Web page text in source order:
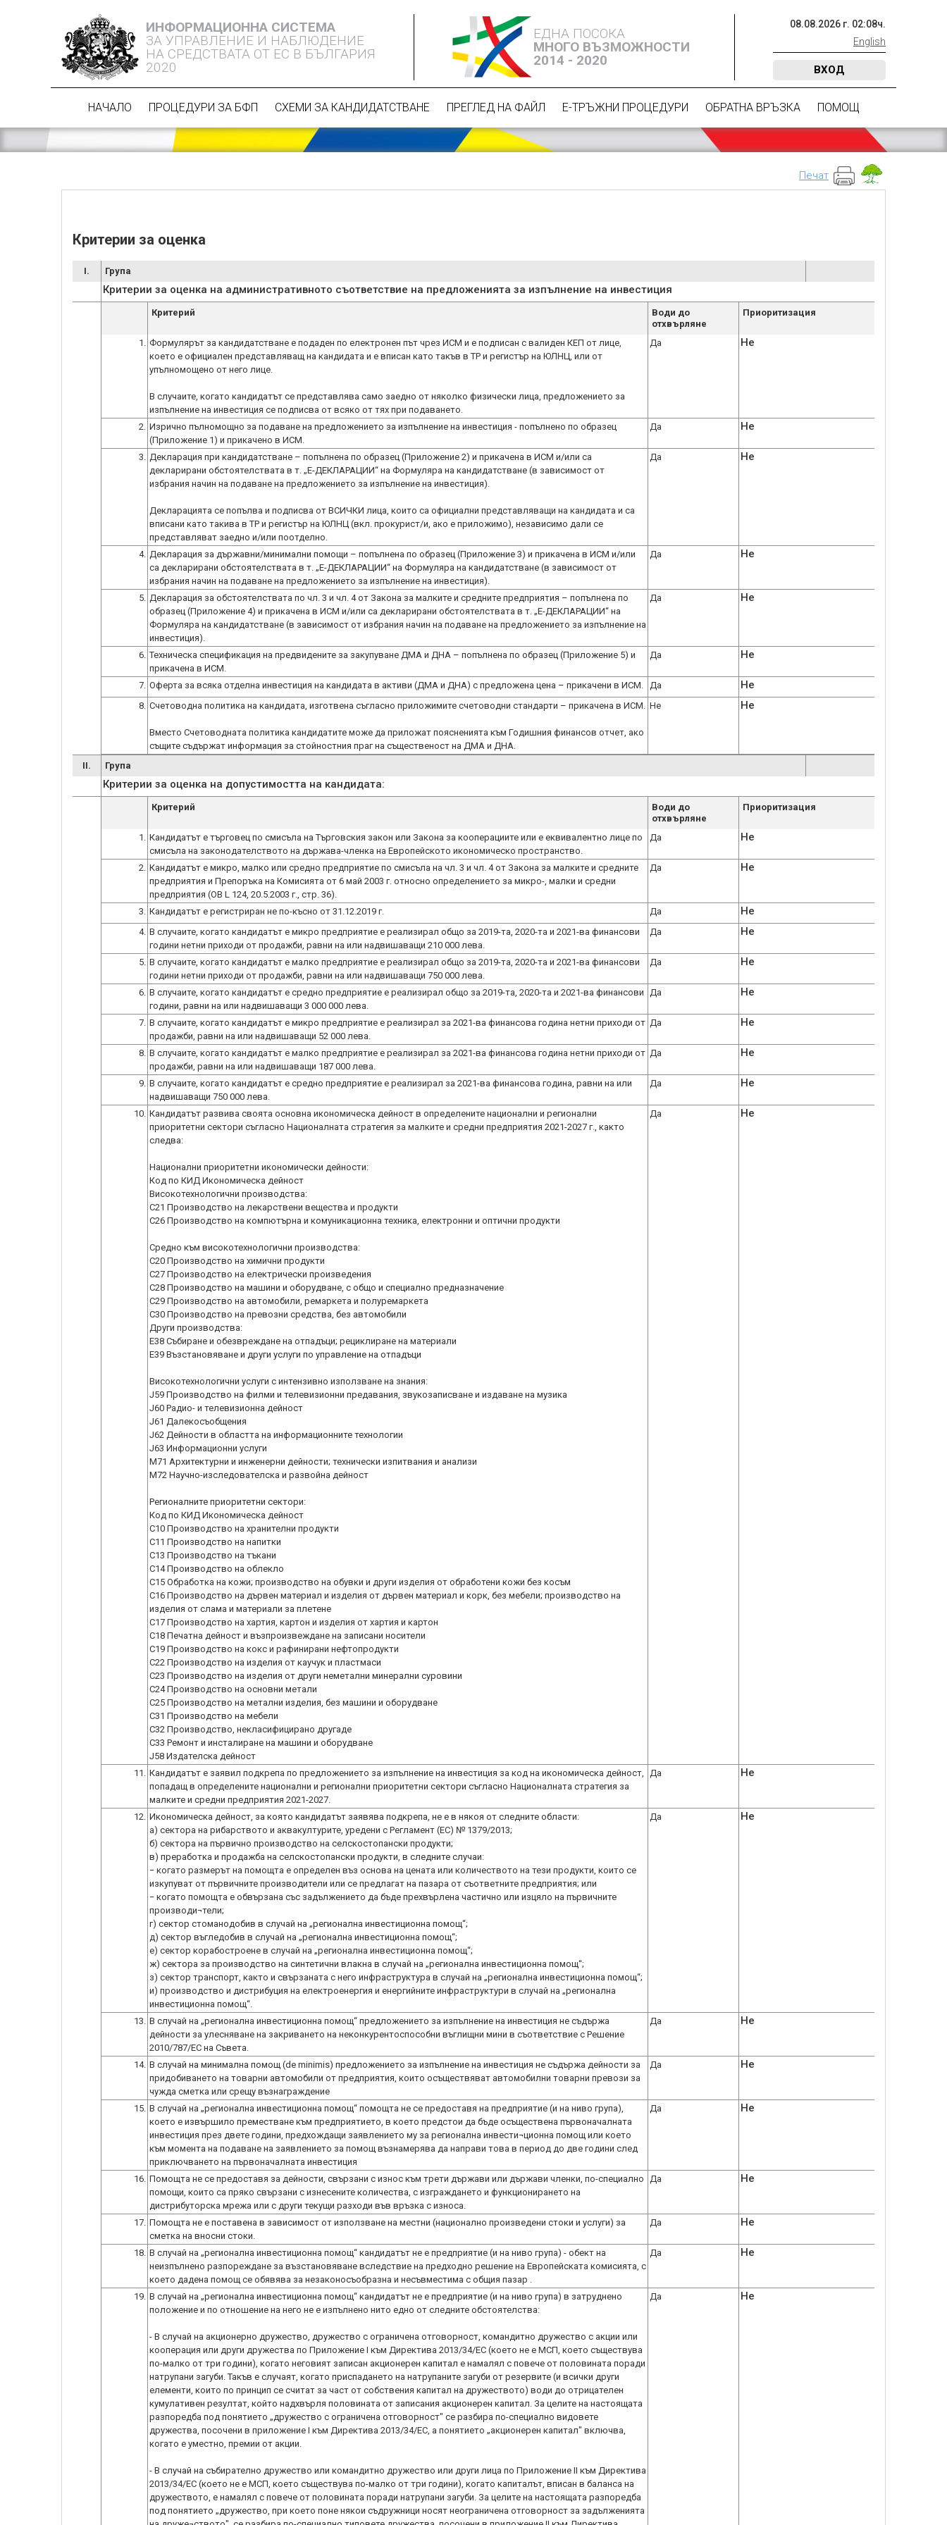
ИНФОРМАЦИОННА СИСТЕМА
ЗА УПРАВЛЕНИЕ И НАБЛЮДЕНИЕ
НА СРЕДСТВАТА ОТ ЕС В БЪЛГАРИЯ
2020
ЕДНА ПОСОКА
МНОГО ВЪЗМОЖНОСТИ
2014 - 2020
08.08.2026 г. 02:08ч.
English
ВХОД
НАЧАЛО ПРОЦЕДУРИ ЗА БФП СХЕМИ ЗА КАНДИДАТСТВАНЕ ПРЕГЛЕД НА ФАЙЛ Е-ТРЪЖНИ ПРОЦЕДУРИ ОБРАТНА ВРЪЗКА ПОМОЩ
Печат
Критерии за оценка
I. Група
Критерии за оценка на административното съответствие на предложенията за изпълнение на инвестиция
Критерий
Води до
отхвърляне
Приоритизация
1. Формулярът за кандидатстване е подаден по електронен път чрез ИСМ и е подписан с валиден КЕП от лице,
което е официален представляващ на кандидата и е вписан като такъв в ТР и регистър на ЮЛНЦ, или от
упълномощено от него лице.
В случаите, когато кандидатът се представлява само заедно от няколко физически лица, предложението за
изпълнение на инвестиция се подписва от всяко от тях при подаването.
Да Не
2. Изрично пълномощно за подаване на предложението за изпълнение на инвестиция - попълнено по образец
(Приложение 1) и прикачено в ИСМ.
Да Не
3. Декларация при кандидатстване – попълнена по образец (Приложение 2) и прикачена в ИСМ и/или са
декларирани обстоятелствата в т. „E-ДЕКЛАРАЦИИ“ на Формуляра на кандидатстване (в зависимост от
избрания начин на подаване на предложението за изпълнение на инвестиция).
Декларацията се попълва и подписва от ВСИЧКИ лица, които са официални представляващи на кандидата и са
вписани като такива в ТР и регистър на ЮЛНЦ (вкл. прокурист/и, ако е приложимо), независимо дали се
представляват заедно и/или поотделно.
Да Не
4. Декларация за държавни/минимални помощи – попълнена по образец (Приложение 3) и прикачена в ИСМ и/или
са декларирани обстоятелствата в т. „E-ДЕКЛАРАЦИИ“ на Формуляра на кандидатстване (в зависимост от
избрания начин на подаване на предложението за изпълнение на инвестиция).
Да Не
5. Декларация за обстоятелствата по чл. 3 и чл. 4 от Закона за малките и средните предприятия – попълнена по
образец (Приложение 4) и прикачена в ИСМ и/или са декларирани обстоятелствата в т. „E-ДЕКЛАРАЦИИ“ на
Формуляра на кандидатстване (в зависимост от избрания начин на подаване на предложението за изпълнение на
инвестиция).
Да Не
6. Техническа спецификация на предвидените за закупуване ДМА и ДНА – попълнена по образец (Приложение 5) и
прикачена в ИСМ.
Да Не
7. Оферта за всяка отделна инвестиция на кандидата в активи (ДМА и ДНА) с предложена цена – прикачени в ИСМ. Да Не
8. Счетоводна политика на кандидата, изготвена съгласно приложимите счетоводни стандарти – прикачена в ИСМ.
Вместо Счетоводната политика кандидатите може да приложат поясненията към Годишния финансов отчет, ако
същите съдържат информация за стойностния праг на същественост на ДМА и ДНА.
Не Не
II. Група
Критерии за оценка на допустимостта на кандидата:
Критерий
Води до
отхвърляне
Приоритизация
1. Кандидатът е търговец по смисъла на Търговския закон или Закона за кооперациите или е еквивалентно лице по
смисъла на законодателството на държава-членка на Европейското икономическо пространство.
Да Не
2. Кандидатът е микро, малко или средно предприятие по смисъла на чл. 3 и чл. 4 от Закона за малките и средните
предприятия и Препоръка на Комисията от 6 май 2003 г. относно определението за микро-, малки и средни
предприятия (ОВ L 124, 20.5.2003 г., стр. 36).
Да Не
3. Кандидатът е регистриран не по-късно от 31.12.2019 г. Да Не
4. В случаите, когато кандидатът е микро предприятие е реализирал общо за 2019-та, 2020-та и 2021-ва финансови
години нетни приходи от продажби, равни на или надвишаващи 210 000 лева.
Да Не
5. В случаите, когато кандидатът е малко предприятие е реализирал общо за 2019-та, 2020-та и 2021-ва финансови
години нетни приходи от продажби, равни на или надвишаващи 750 000 лева.
Да Не
6. В случаите, когато кандидатът е средно предприятие е реализирал общо за 2019-та, 2020-та и 2021-ва финансови
години, равни на или надвишаващи 3 000 000 лева.
Да Не
7. В случаите, когато кандидатът е микро предприятие е реализирал за 2021-ва финансова година нетни приходи от
продажби, равни на или надвишаващи 52 000 лева.
Да Не
8. В случаите, когато кандидатът е малко предприятие е реализирал за 2021-ва финансова година нетни приходи от
продажби, равни на или надвишаващи 187 000 лева.
Да Не
9. В случаите, когато кандидатът е средно предприятие е реализирал за 2021-ва финансова година, равни на или
надвишаващи 750 000 лева.
Да Не
10. Кандидатът развива своята основна икономическа дейност в определените национални и регионални
приоритетни сектори съгласно Националната стратегия за малките и средни предприятия 2021-2027 г., както
следва:
Национални приоритетни икономически дейности:
Код по КИД Икономическа дейност
Високотехнологични производства:
C21 Производство на лекарствени вещества и продукти
C26 Производство на компютърна и комуникационна техника, електронни и оптични продукти
Средно към високотехнологични производства:
C20 Производство на химични продукти
C27 Производство на електрически произведения
C28 Производство на машини и оборудване, с общо и специално предназначение
C29 Производство на автомобили, ремаркета и полуремаркета
C30 Производство на превозни средства, без автомобили
Други производства:
Е38 Събиране и обезвреждане на отпадъци; рециклиране на материали
Е39 Възстановяване и други услуги по управление на отпадъци
Високотехнологични услуги с интензивно използване на знания:
J59 Производство на филми и телевизионни предавания, звукозаписване и издаване на музика
J60 Радио- и телевизионна дейност
J61 Далекосъобщения
J62 Дейности в областта на информационните технологии
J63 Информационни услуги
M71 Архитектурни и инженерни дейности; технически изпитвания и анализи
M72 Научно-изследователска и развойна дейност
Регионалните приоритетни сектори:
Код по КИД Икономическа дейност
C10 Производство на хранителни продукти
C11 Производство на напитки
C13 Производство на тъкани
C14 Производство на облекло
C15 Обработка на кожи; производство на обувки и други изделия от обработени кожи без косъм
C16 Производство на дървен материал и изделия от дървен материал и корк, без мебели; производство на
изделия от слама и материали за плетене
C17 Производство на хартия, картон и изделия от хартия и картон
C18 Печатна дейност и възпроизвеждане на записани носители
C19 Производство на кокс и рафинирани нефтопродукти
C22 Производство на изделия от каучук и пластмаси
C23 Производство на изделия от други неметални минерални суровини
C24 Производство на основни метали
C25 Производство на метални изделия, без машини и оборудване
C31 Производство на мебели
C32 Производство, некласифицирано другаде
C33 Ремонт и инсталиране на машини и оборудване
J58 Издателска дейност
Да Не
11. Кандидатът е заявил подкрепа по предложението за изпълнение на инвестиция за код на икономическа дейност,
попадащ в определените национални и регионални приоритетни сектори съгласно Националната стратегия за
малките и средни предприятия 2021-2027.
Да Не
12. Икономическа дейност, за която кандидатът заявява подкрепа, не е в някоя от следните области:
а) сектора на рибарството и аквакултурите, уредени с Регламент (ЕС) № 1379/2013;
б) сектора на първично производство на селскостопански продукти;
в) преработка и продажба на селскостопански продукти, в следните случаи:
− когато размерът на помощта е определен въз основа на цената или количеството на тези продукти, които се
изкупуват от първичните производители или се предлагат на пазара от съответните предприятия; или
− когато помощта е обвързана със задължението да бъде прехвърлена частично или изцяло на първичните
производи¬тели;
г) сектор стоманодобив в случай на „регионална инвестиционна помощ“;
д) сектор въгледобив в случай на „регионална инвестиционна помощ“;
е) сектор корабостроене в случай на „регионална инвестиционна помощ“;
ж) сектора за производство на синтетични влакна в случай на „регионална инвестиционна помощ“;
з) сектор транспорт, както и свързаната с него инфраструктура в случай на „регионална инвестиционна помощ“;
и) производство и дистрибуция на електроенергия и енергийните инфраструктури в случай на „регионална
инвестиционна помощ“.
Да Не
13. В случай на „регионална инвестиционна помощ“ предложението за изпълнение на инвестиция не съдържа
дейности за улесняване на закриването на неконкурентоспособни въглищни мини в съответствие с Решение
2010/787/ЕС на Съвета.
Да Не
14. В случай на минимална помощ (de minimis) предложението за изпълнение на инвестиция не съдържа дейности за
придобиването на товарни автомобили от предприятия, които осъществяват автомобилни товарни превози за
чужда сметка или срещу възнаграждение
Да Не
15. В случай на „регионална инвестиционна помощ“ помощта не се предоставя на предприятие (и на ниво група),
което е извършило преместване към предприятието, в което предстои да бъде осъществена първоначалната
инвестиция през двете години, предхождащи заявлението му за регионална инвести¬ционна помощ или което
към момента на подаване на заявлението за помощ възнамерява да направи това в период до две години след
приключването на първоначалната инвестиция
Да Не
16. Помощта не се предоставя за дейности, свързани с износ към трети държави или държави членки, по-специално
помощи, които са пряко свързани с изнесените количества, с изграждането и функционирането на
дистрибуторска мрежа или с други текущи разходи във връзка с износа.
Да Не
17. Помощта не е поставена в зависимост от използване на местни (национално произведени стоки и услуги) за
сметка на вносни стоки.
Да Не
18. В случай на „регионална инвестиционна помощ“ кандидатът не е предприятие (и на ниво група) - обект на
неизпълнено разпореждане за възстановяване вследствие на предходно решение на Европейската комисията, с
което дадена помощ се обявява за незаконосъобразна и несъвместима с общия пазар .
Да Не
19. В случай на „регионална инвестиционна помощ“ кандидатът не е предприятие (и на ниво група) в затруднено
положение и по отношение на него не е изпълнено нито едно от следните обстоятелства:
- В случай на акционерно дружество, дружество с ограничена отговорност, командитно дружество с акции или
кооперация или други дружества по Приложение I към Директива 2013/34/ЕС (което не е МСП, което съществува
по-малко от три години), когато неговият записан акционерен капитал е намалял с повече от половината поради
натрупани загуби. Такъв е случаят, когато приспадането на натрупаните загуби от резервите (и всички други
елементи, които по принцип се считат за част от собствения капитал на дружеството) води до отрицателен
кумулативен резултат, който надхвърля половината от записания акционерен капитал. За целите на настоящата
разпоредба под понятието „дружество с ограничена отговорност" се разбира по-специално видовете
дружества, посочени в приложение I към Директива 2013/34/ЕС, а понятието „акционерен капитал" включва,
когато е уместно, премии от акции.
- В случай на събирателно дружество или командитно дружество или други лица по Приложение II към Директива
2013/34/ЕС (което не е МСП, което съществува по-малко от три години), когато капиталът, вписан в баланса на
дружеството, е намалял с повече от половината поради натрупани загуби. За целите на настоящата разпоредба
под понятието „дружество, при което поне някои съдружници носят неограничена отговорност за задълженията
Да Не